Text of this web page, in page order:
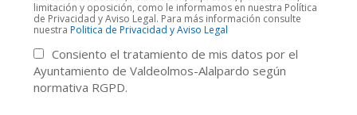
limitación y oposición, como le informamos en nuestra Política
de Privacidad y Aviso Legal. Para más información consulte
nuestra Politica de Privacidad y Aviso Legal
Consiento el tratamiento de mis datos por el
Ayuntamiento de Valdeolmos-Alalpardo según
normativa RGPD.